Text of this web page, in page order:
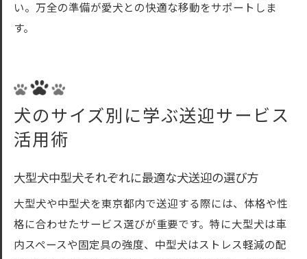
い。万全の準備が愛犬との快適な移動をサポートしま
す。
犬のサイズ別に学ぶ送迎サービス
活用術
大型犬中型犬それぞれに最適な犬送迎の選び方
大型犬や中型犬を東京都内で送迎する際には、体格や性
格に合わせたサービス選びが重要です。特に大型犬は車
内スペースや固定具の強度、中型犬はストレス軽減の配